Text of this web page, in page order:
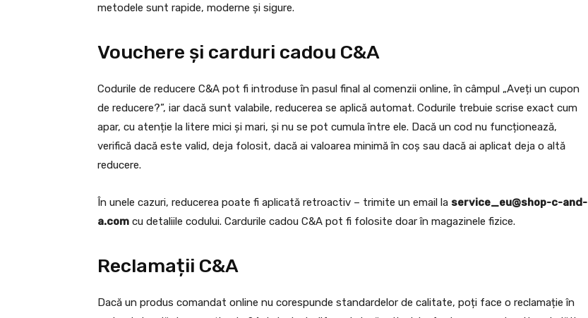
metodele sunt rapide, moderne și sigure.
Vouchere și carduri cadou C&A
Codurile de reducere C&A pot fi introduse în pasul final al comenzii online, în câmpul „Aveți un cupon
de reducere?”, iar dacă sunt valabile, reducerea se aplică automat. Codurile trebuie scrise exact cum
apar, cu atenție la litere mici și mari, și nu se pot cumula între ele. Dacă un cod nu funcționează,
verifică dacă este valid, deja folosit, dacă ai valoarea minimă în coș sau dacă ai aplicat deja o altă
reducere.
În unele cazuri, reducerea poate fi aplicată retroactiv – trimite un email la service_eu@shop-c-and-
a.com cu detaliile codului. Cardurile cadou C&A pot fi folosite doar în magazinele fizice.
Reclamații C&A
Dacă un produs comandat online nu corespunde standardelor de calitate, poți face o reclamație în